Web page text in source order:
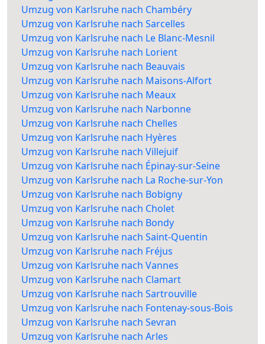
Umzug von Karlsruhe nach Chambéry
Umzug von Karlsruhe nach Sarcelles
Umzug von Karlsruhe nach Le Blanc-Mesnil
Umzug von Karlsruhe nach Lorient
Umzug von Karlsruhe nach Beauvais
Umzug von Karlsruhe nach Maisons-Alfort
Umzug von Karlsruhe nach Meaux
Umzug von Karlsruhe nach Narbonne
Umzug von Karlsruhe nach Chelles
Umzug von Karlsruhe nach Hyères
Umzug von Karlsruhe nach Villejuif
Umzug von Karlsruhe nach Épinay-sur-Seine
Umzug von Karlsruhe nach La Roche-sur-Yon
Umzug von Karlsruhe nach Bobigny
Umzug von Karlsruhe nach Cholet
Umzug von Karlsruhe nach Bondy
Umzug von Karlsruhe nach Saint-Quentin
Umzug von Karlsruhe nach Fréjus
Umzug von Karlsruhe nach Vannes
Umzug von Karlsruhe nach Clamart
Umzug von Karlsruhe nach Sartrouville
Umzug von Karlsruhe nach Fontenay-sous-Bois
Umzug von Karlsruhe nach Sevran
Umzug von Karlsruhe nach Arles